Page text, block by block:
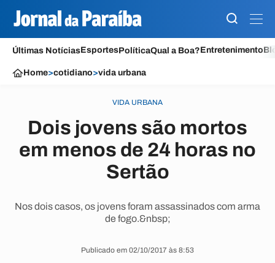
Últimas NotíciasEsportesPolíticaQual a Boa?Entretenimento
Home>cotidiano>vida urbana
VIDA URBANA
Dois jovens são mortos
em menos de 24 horas no
Sertão
Nos dois casos, os jovens foram assassinados com arma
de fogo.&nbsp;
Publicado em 02/10/2017 às 8:53